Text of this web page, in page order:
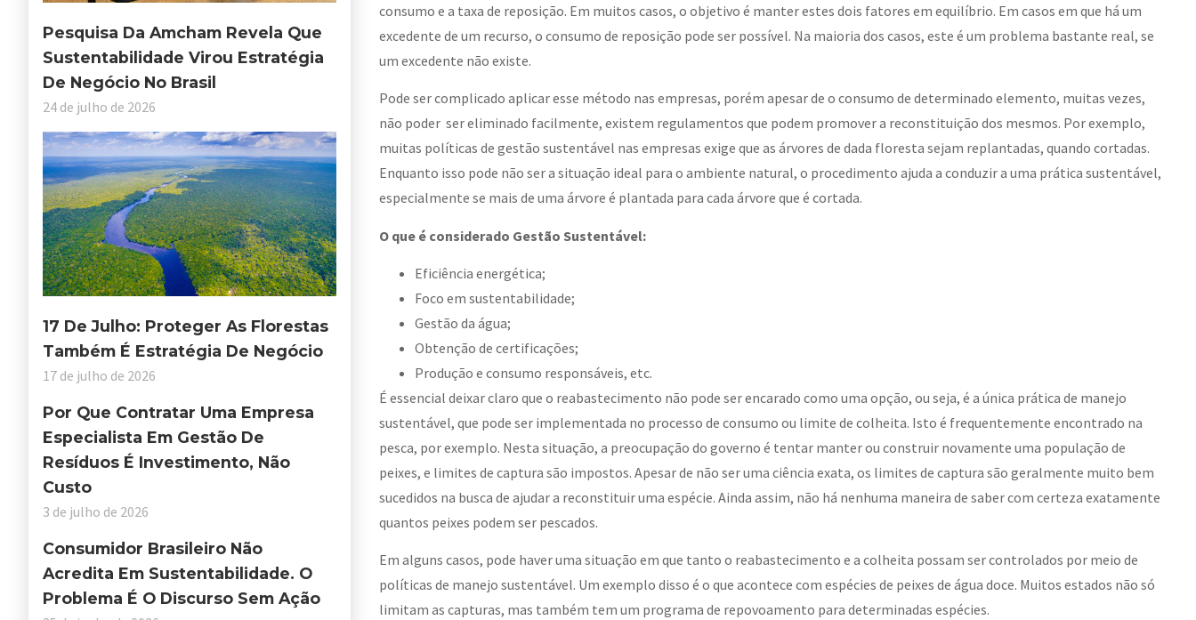
Pesquisa Da Amcham Revela Que
Sustentabilidade Virou Estratégia
De Negócio No Brasil
24 de julho de 2026
17 De Julho: Proteger As Florestas
Também É Estratégia De Negócio
17 de julho de 2026
Por Que Contratar Uma Empresa
Especialista Em Gestão De
Resíduos É Investimento, Não
Custo
3 de julho de 2026
Consumidor Brasileiro Não
Acredita Em Sustentabilidade. O
Problema É O Discurso Sem Ação
consumo e a taxa de reposição. Em muitos casos, o objetivo é manter estes dois fatores em equilíbrio. Em casos em que há um
excedente de um recurso, o consumo de reposição pode ser possível. Na maioria dos casos, este é um problema bastante real, se
um excedente não existe.
Pode ser complicado aplicar esse método nas empresas, porém apesar de o consumo de determinado elemento, muitas vezes,
não poder ser eliminado facilmente, existem regulamentos que podem promover a reconstituição dos mesmos. Por exemplo,
muitas políticas de gestão sustentável nas empresas exige que as árvores de dada floresta sejam replantadas, quando cortadas.
Enquanto isso pode não ser a situação ideal para o ambiente natural, o procedimento ajuda a conduzir a uma prática sustentável,
especialmente se mais de uma árvore é plantada para cada árvore que é cortada.
O que é considerado Gestão Sustentável:
Eficiência energética;
Foco em sustentabilidade;
Gestão da água;
Obtenção de certificações;
Produção e consumo responsáveis, etc.
É essencial deixar claro que o reabastecimento não pode ser encarado como uma opção, ou seja, é a única prática de manejo
sustentável, que pode ser implementada no processo de consumo ou limite de colheita. Isto é frequentemente encontrado na
pesca, por exemplo. Nesta situação, a preocupação do governo é tentar manter ou construir novamente uma população de
peixes, e limites de captura são impostos. Apesar de não ser uma ciência exata, os limites de captura são geralmente muito bem
sucedidos na busca de ajudar a reconstituir uma espécie. Ainda assim, não há nenhuma maneira de saber com certeza exatamente
quantos peixes podem ser pescados.
Em alguns casos, pode haver uma situação em que tanto o reabastecimento e a colheita possam ser controlados por meio de
políticas de manejo sustentável. Um exemplo disso é o que acontece com espécies de peixes de água doce. Muitos estados não só
limitam as capturas, mas também tem um programa de repovoamento para determinadas espécies.